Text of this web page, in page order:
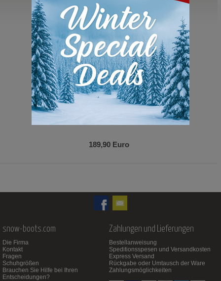
Schneestiefel
189,90 Euro
snow-boots.com
Die Firma
Kontakt
Fragen
Schuhgrößen
Brauchen Sie Hilfe bei Ihren
Entscheidungen?
Zahlungen und Lieferungen
Bestellanweisung
Speditionsspesen und Versandkosten
Express Versand
Rückgabe oder Umtausch der Ware
Zahlungsmöglichkeiten